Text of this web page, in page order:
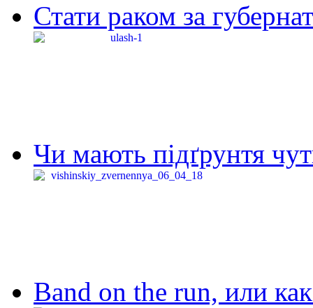
Стати раком за
Чи мають підґрунтя
Band on the run, или